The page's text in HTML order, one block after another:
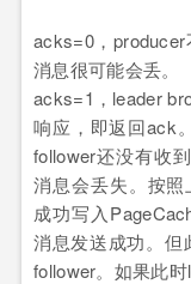
acks=0，
消息很可能会丢。
acks=1，leader
响应，即返回ack
follower还没有收
消息会丢失。按照
成功写入
消息发送成功。但
follower。如果此时